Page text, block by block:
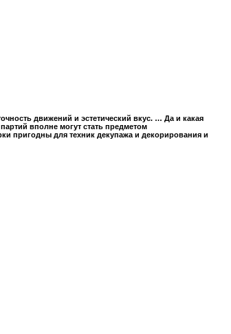
движений и эстетический вкус. … Да и какая
вполне могут стать предметом
пригодны для техник декупажа и декорирования и